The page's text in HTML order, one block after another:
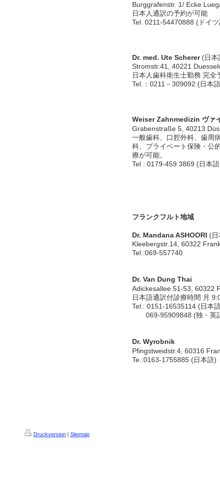
Burggrafenstr. 1/ Ecke
日本人通訳の予約が可能
Tel. 0211-54470888 (ドイ
Dr. med. Ute Scherer(日本
Stromstr.41, 40221
日本人歯科衛生士勤務 完全
Tel.：0211－309092 (日本
Weiser Zahnmedizin ヴァ
Grabenstraße 5, 40213
一般歯科、口腔外科、歯周
科、プライベート保険・公
療が可能。
Tel : 0179-459 3869 (日本
フランクフルト地域
Dr. Mandana ASHOORI (
Kleebergstr.14, 60322
Tel.:069-557740
Dr. Van Dung Thai
Adickesallee 51-53, 60322
日本語通訳付診療時間 月
Tel.: 0151-16535114 (日本
069-95909848 (独・英
Dr. Wyrobnik
Pfingstweidstr.4 , 60316
Te.:0163-1755885 (日本語)
Druckversion | Sitemap